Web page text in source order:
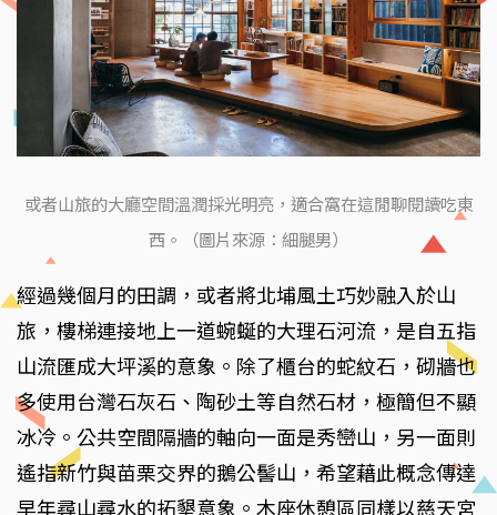
或者山旅的大廳空間溫潤採光明亮，適合窩在這閒聊閱讀吃東
西。（圖片來源：細腿男）
經過幾個月的田調，或者將北埔風土巧妙融入於山
旅，樓梯連接地上一道蜿蜒的大理石河流，是自五指
山流匯成大坪溪的意象。除了櫃台的蛇紋石，砌牆也
多使用台灣石灰石、陶砂土等自然石材，極簡但不顯
冰冷。公共空間隔牆的軸向一面是秀巒山，另一面則
遙指新竹與苗栗交界的鵝公髻山，希望藉此概念傳達
早年尋山尋水的拓墾意象。木座休憩區同樣以慈天宮